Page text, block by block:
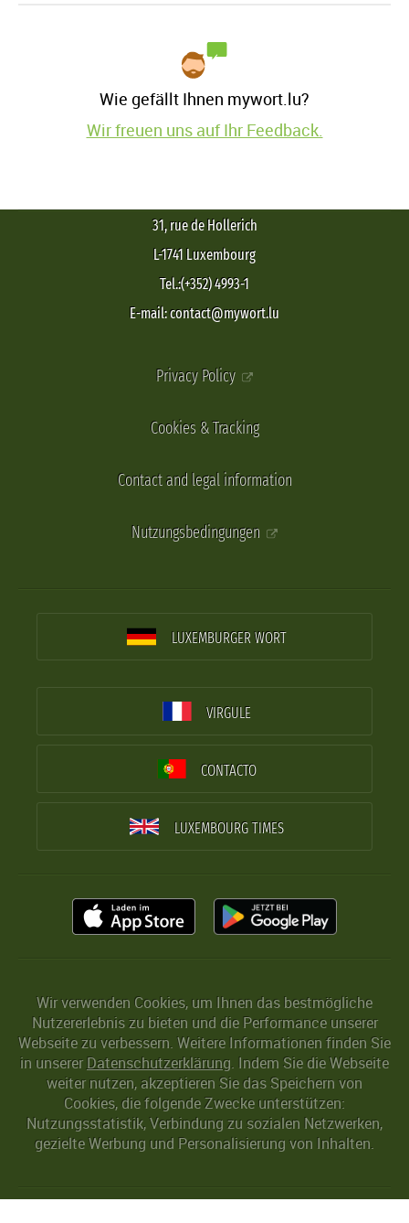
Wie gefällt Ihnen mywort.lu?
Wir freuen uns auf Ihr Feedback.
31, rue de Hollerich
L-1741 Luxembourg
Tel.:(+352) 4993-1
E-mail: contact@mywort.lu
Privacy Policy
Cookies & Tracking
Contact and legal information
Nutzungsbedingungen
LUXEMBURGER WORT
VIRGULE
CONTACTO
LUXEMBOURG TIMES
Wir verwenden Cookies, um Ihnen das bestmögliche
Nutzererlebnis zu bieten und die Performance unserer
Webseite zu verbessern. Weitere Informationen finden Sie
in unserer Datenschutzerklärung. Indem Sie die Webseite
weiter nutzen, akzeptieren Sie das Speichern von
Cookies, die folgende Zwecke unterstützen:
Nutzungsstatistik, Verbindung zu sozialen Netzwerken,
gezielte Werbung und Personalisierung von Inhalten.